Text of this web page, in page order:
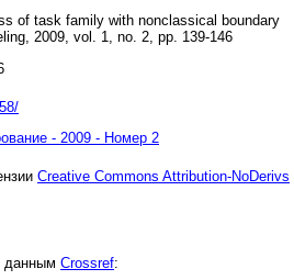
of task family with nonclassical boundary
2009, vol. 1, no. 2, pp. 139-146
- 2009 - Номер 2
Creative Commons Attribution-NoDerivs
данным Crossref: